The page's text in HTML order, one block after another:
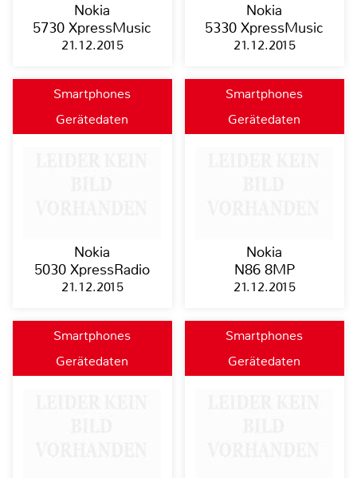
Nokia
5730 XpressMusic
21.12.2015
Nokia
5330 XpressMusic
21.12.2015
Smartphones
Gerätedaten
Nokia
5030 XpressRadio
21.12.2015
Smartphones
Gerätedaten
Nokia
N86 8MP
21.12.2015
Smartphones
Gerätedaten
Smartphones
Gerätedaten